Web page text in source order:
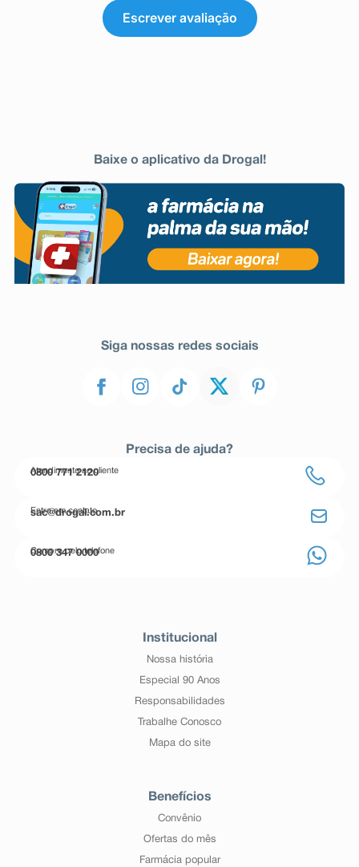
Escrever avaliação
Baixe o aplicativo da Drogal!
Siga nossas redes sociais
Precisa de ajuda?
Atendimento ao cliente
0800 771 2120
Entre em contato
sac@drogal.com.br
Compre pelo telefone
0800 347 0000
Institucional
Nossa história
Especial 90 Anos
Responsabilidades
Trabalhe Conosco
Mapa do site
Benefícios
Convênio
Ofertas do mês
Farmácia popular